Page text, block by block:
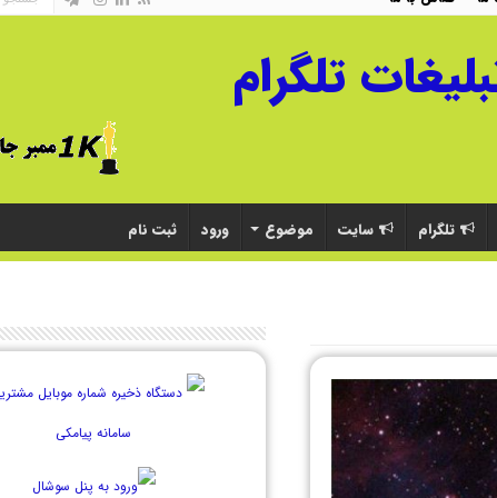
تلگرام سایت موضوع ورود ثبت نام